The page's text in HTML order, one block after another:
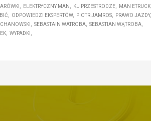
ELEKTRYCZNY MAN KU PRZESTRODZE MAN ETRUCK
ODPOWIEDZI EKSPERTÓW PIOTR JAMROS
PRAWO JAZDY
SEBASTAIN WATROBA
SEBASTIAN WĄTROBA
WYPADKI